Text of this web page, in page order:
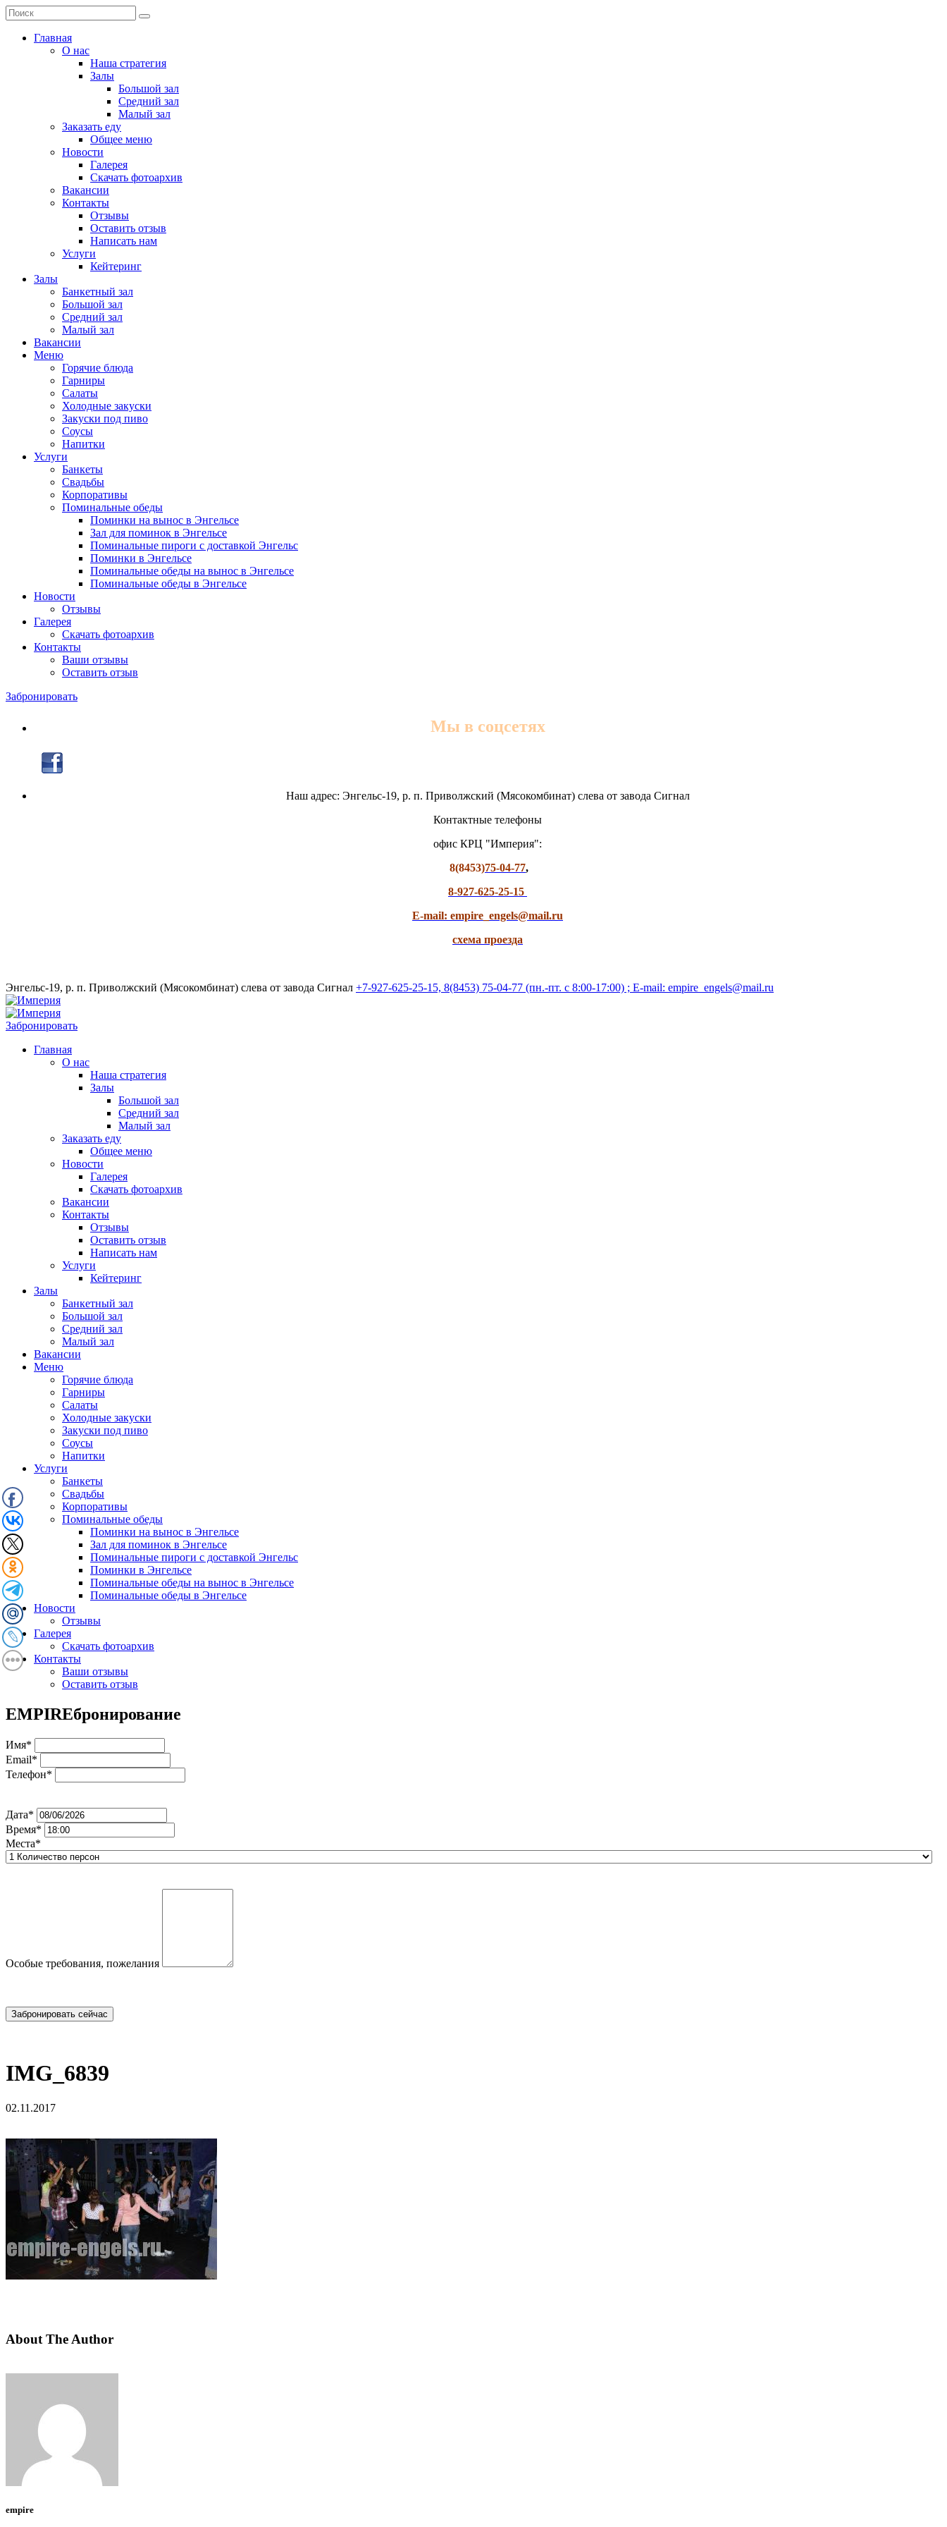
Главная
О нас
Наша стратегия
Залы
Большой зал
Средний зал
Малый зал
Заказать еду
Общее меню
Новости
Галерея
Скачать фотоархив
Вакансии
Контакты
Отзывы
Оставить отзыв
Написать нам
Услуги
Кейтеринг
Залы
Банкетный зал
Большой зал
Средний зал
Малый зал
Вакансии
Меню
Горячие блюда
Гарниры
Салаты
Холодные закуски
Закуски под пиво
Соусы
Напитки
Услуги
Банкеты
Свадьбы
Корпоративы
Поминальные обеды
Поминки на вынос в Энгельсе
Зал для поминок в Энгельсе
Поминальные пироги с доставкой Энгельс
Поминки в Энгельсе
Поминальные обеды на вынос в Энгельсе
Поминальные обеды в Энгельсе
Новости
Отзывы
Галерея
Скачать фотоархив
Контакты
Ваши отзывы
Оставить отзыв
Забронировать
Мы в соцсетях
Наш адрес: Энгельс-19, р. п. Приволжский (Мясокомбинат) слева от завода Сигнал
Контактные телефоны
офис КРЦ "Империя":
8(8453)75-04-77,
8-927-625-25-15
E-mail: empire_engels@mail.ru
схема проезда
Энгельс-19, р. п. Приволжский (Мясокомбинат) слева от завода Сигнал +7-927-625-25-15, 8(8453) 75-04-77 (пн.-пт. с 8:00-17:00) ; E-mail: empire_engels@mail.ru
Забронировать
Главная
О нас
Наша стратегия
Залы
Большой зал
Средний зал
Малый зал
Заказать еду
Общее меню
Новости
Галерея
Скачать фотоархив
Вакансии
Контакты
Отзывы
Оставить отзыв
Написать нам
Услуги
Кейтеринг
Залы
Банкетный зал
Большой зал
Средний зал
Малый зал
Вакансии
Меню
Горячие блюда
Гарниры
Салаты
Холодные закуски
Закуски под пиво
Соусы
Напитки
Услуги
Банкеты
Свадьбы
Корпоративы
Поминальные обеды
Поминки на вынос в Энгельсе
Зал для поминок в Энгельсе
Поминальные пироги с доставкой Энгельс
Поминки в Энгельсе
Поминальные обеды на вынос в Энгельсе
Поминальные обеды в Энгельсе
Новости
Отзывы
Галерея
Скачать фотоархив
Контакты
Ваши отзывы
Оставить отзыв
EMPIREбронирование
Имя*
Email*
Телефон*
Дата*
Время*
Места*
Особые требования, пожелания
IMG_6839
02.11.2017
About The Author
empire